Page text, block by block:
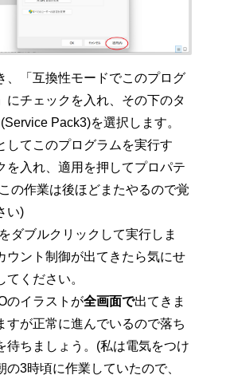
、「互換性モードでこのプログ
にチェックを入れ、その下のタ
Pack3)を選択します。
してこのプログラムを実行す
を入れ、適用を押してプロパテ
の作業は後ほどまたやるので覚
い)
ダブルクリックして実行しま
ウント制御が出てきたら気にせ
ください。
のイラストが全画面で出てきま
すが正常に進んでいるので落ち
待ちましょう。(私は電気をつけ
の3時頃に作業していたので、